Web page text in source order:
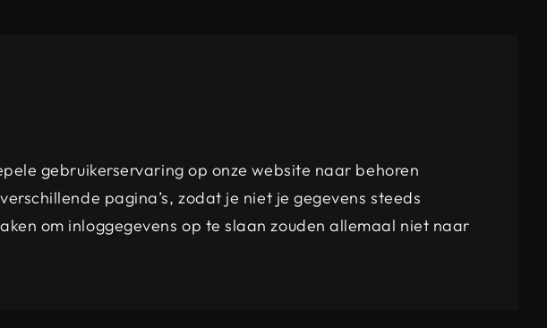
gebruikerservaring op onze website naar behoren
pagina’s, zodat je niet je gegevens steeds
om inloggegevens op te slaan zouden allemaal niet naar